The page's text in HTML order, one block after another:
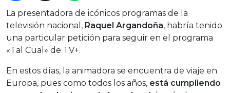
La presentadora de icónicos programas de la
televisión nacional, Raquel Argandoña, habría tenido
una particular petición para seguir en el programa
«Tal Cual» de TV+.
En estos días, la animadora se encuentra de viaje en
Europa, pues como todos los años, está cumpliendo